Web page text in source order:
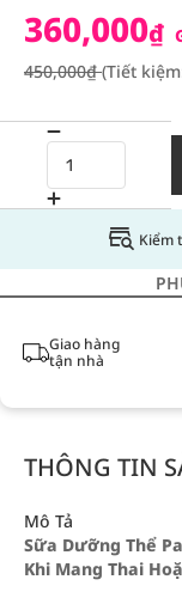
360,000₫
450,000₫(Tiết
Kiểm
Giao hàng
tận nhà
THÔNG TIN
Mô Tả
Sữa Dưỡng Thể
Khi Mang Thai